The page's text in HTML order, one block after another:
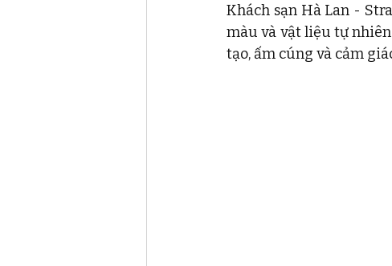
Khách sạn Hà Lan -
màu và vật liệu tự
tạo, ấm cúng và cảm